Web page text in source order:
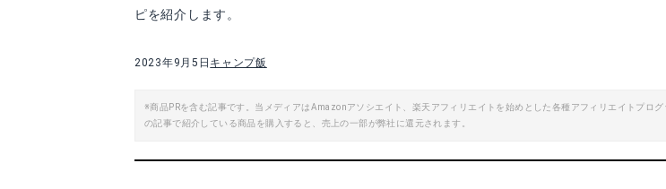
ピを紹介します。
2023年9月5日 キャンプ飯
※商品PRを含む記事です。当メディアはAmazonアソシエイト、楽天アフィリエイトを始めとした各種アフィリエイトプロ
の記事で紹介している商品を購入すると、売上の一部が弊社に還元されます。